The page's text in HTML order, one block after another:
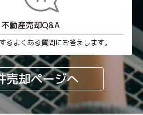
不動産売却Q&A
るよくある質問にお答えします。
売却ページへ